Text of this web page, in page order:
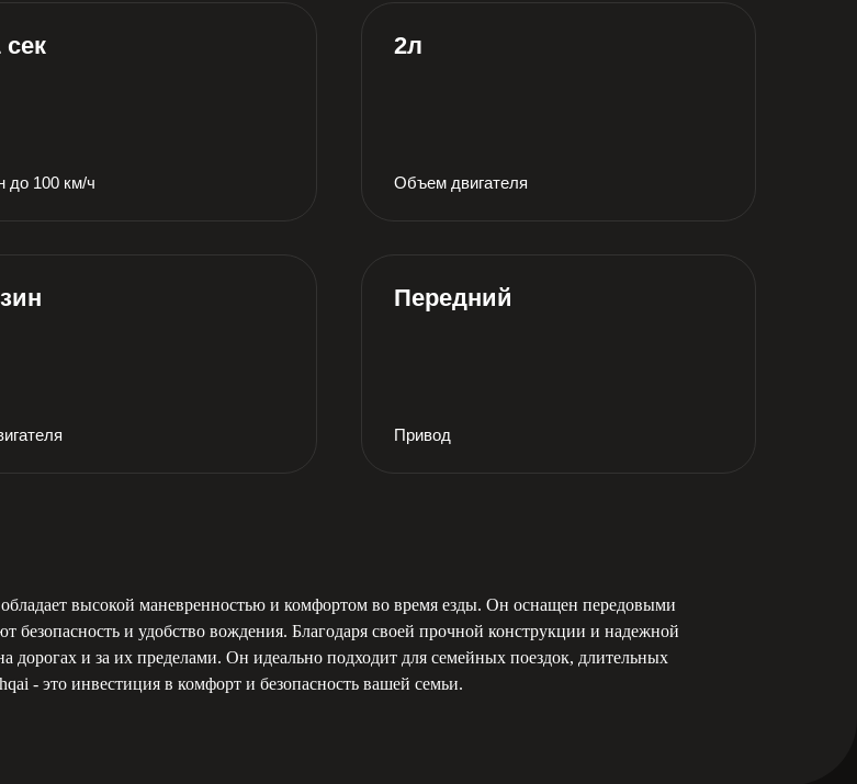
сек
до 100 км/ч Объем двигателя
2л
Привод
Передний
высокой маневренностью и комфортом во время езды. Он оснащен передовыми
и удобство вождения. Благодаря своей прочной конструкции и надежной
и за их пределами. Он идеально подходит для семейных поездок, длительных
- это инвестиция в комфорт и безопасность вашей семьи.